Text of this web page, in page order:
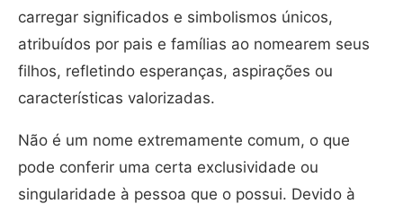
carregar significados e simbolismos únicos,
atribuídos por pais e famílias ao nomearem seus
filhos, refletindo esperanças, aspirações ou
características valorizadas.
Não é um nome extremamente comum, o que
pode conferir uma certa exclusividade ou
singularidade à pessoa que o possui. Devido à